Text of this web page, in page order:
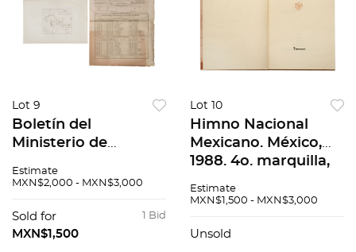
Lot 9
Boletín del
Ministerio de
República Mexicana.
Croquis Pzs 2
Estimate
MXN$2,000 - MXN$3,000
1 Bid
Sold for
MXN$1,500
Lot 10
Himno Nacional
Mexicano. México,
1988. 4o. marquilla,
en pasta dura.
Estimate
MXN$1,500 - MXN$3,000
Unsold